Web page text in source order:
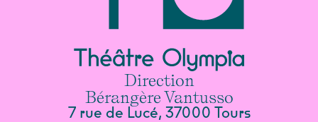
Direction
Bérangère Vantusso
7 rue de Lucé, 37000 Tours